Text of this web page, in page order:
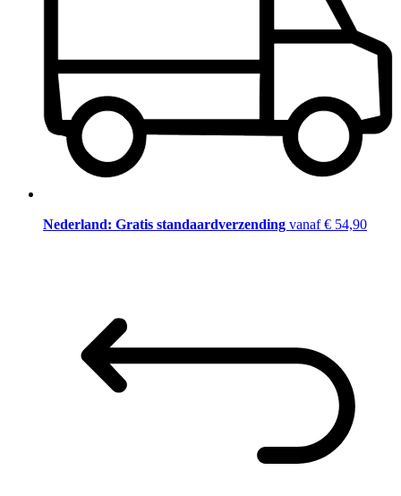
Nederland: Gratis standaardverzending vanaf € 54,90